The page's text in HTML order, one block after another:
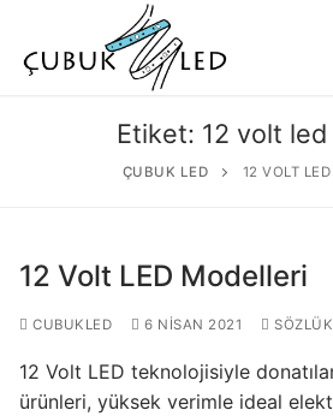
ANASAYFA
Etiket: 12 volt
ÇUBUK LED 12 VOLT
12 Volt LED Modelleri
CUBUKLED 6 NISAN 2021 SÖZLÜK
12 Volt LED teknolojisiyle
ürünleri, yüksek verimle ideal